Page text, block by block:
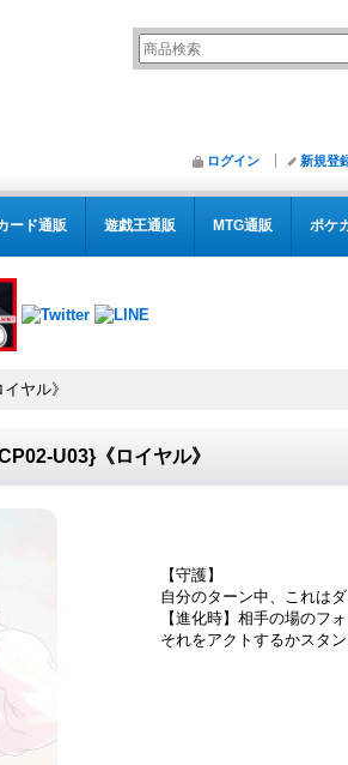
ログイン 新規登
ード通販 遊戯王通販 MTG通販 ポケ
ヤル》
U03}《ロイヤル》
【守護】
自分のターン中、これはダ
【進化時】相手の場のフ
それをアクトするかスタン